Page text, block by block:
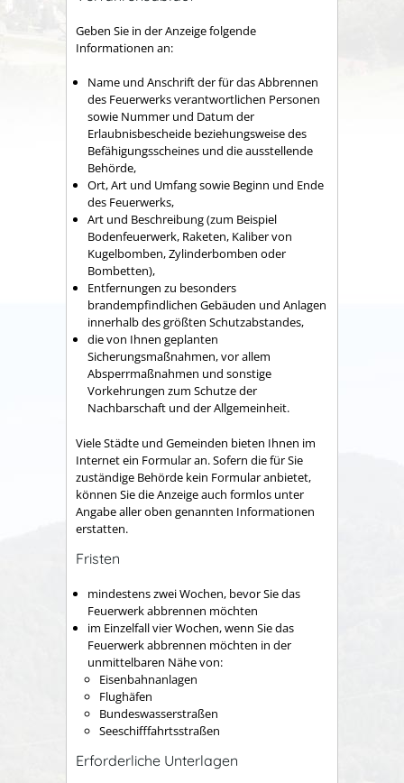
Geben Sie in der Anzeige folgende
Informationen an:
Name und Anschrift der für das Abbrennen
des Feuerwerks verantwortlichen Personen
sowie Nummer und Datum der
Erlaubnisbescheide beziehungsweise des
Befähigungsscheines und die ausstellende
Behörde,
Ort, Art und Umfang sowie Beginn und Ende
des Feuerwerks,
Art und Beschreibung(zum Beispiel
Bodenfeuerwerk, Raketen, Kaliber von
Kugelbomben, Zylinderbomben oder
Bombetten),
Entfernungen zu besonders
brandempfindlichen Gebäuden und Anlagen
innerhalb des größten Schutzabstandes,
die von Ihnen geplanten
Sicherungsmaßnahmen, vor allem
Absperrmaßnahmen und sonstige
Vorkehrungen zum Schutze der
Nachbarschaft und der Allgemeinheit.
Viele Städte und Gemeinden bieten Ihnen im
Internet ein Formular an. Sofern die für Sie
zuständige Behörde kein Formular anbietet,
können Sie die Anzeige auch formlos unter
Angabe aller oben genannten Informationen
erstatten.
Fristen
mindestens zwei Wochen, bevor Sie das
Feuerwerk abbrennen möchten
im Einzelfall vier Wochen, wenn Sie das
Feuerwerk abbrennen möchten in der
unmittelbaren Nähe von:
Eisenbahnanlagen
Flughäfen
Bundeswasserstraßen
Seeschifffahrtsstraßen
Erforderliche Unterlagen